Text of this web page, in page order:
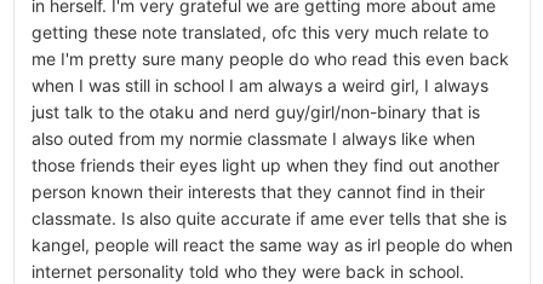
in herself. I'm very grateful we are getting more about ame
getting these note translated, ofc this very much relate to
me I'm pretty sure many people do who read this even back
when I was still in school I am always a weird girl, I always
just talk to the otaku and nerd guy/girl/non-binary that is
also outed from my normie classmate I always like when
those friends their eyes light up when they find out another
person known their interests that they cannot find in their
classmate. Is also quite accurate if ame ever tells that she is
kangel, people will react the same way as irl people do when
internet personality told who they were back in school.